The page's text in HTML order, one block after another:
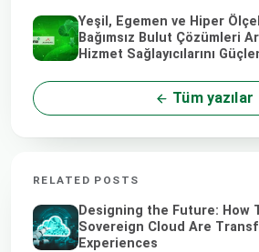
Yeşil, Egemen ve Hiper
Bağımsız Bulut Çözümleri
Hizmet Sağlayıcılarını
Tüm yazılar
RELATED POSTS
Designing the Future: How
Sovereign Cloud Are
Experiences